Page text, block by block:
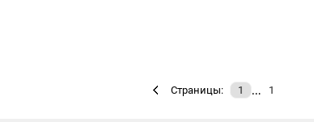
Страницы: 1 … 1